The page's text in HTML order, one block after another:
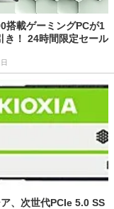
搭載ゲーミングPCが1
き！ 24時間限定セール
、次世代PCIe 5.0 SS